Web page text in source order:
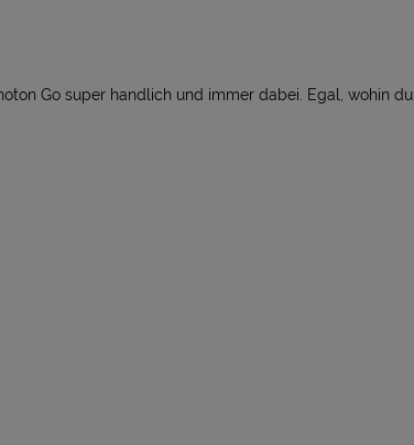
Go super handlich und immer dabei. Egal, wohin du